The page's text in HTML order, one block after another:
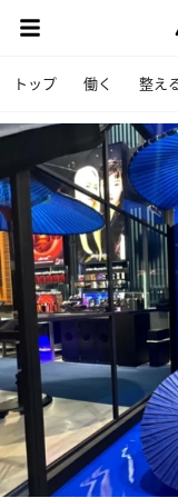
トップ 働く 整え